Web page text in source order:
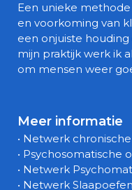
Een unieke
en voorkoming van
een onjuiste
mijn praktijk werk ik
om mensen weer
Meer informatie
• Netwerk
• Psychosomatische
• Netwerk
• Netwerk